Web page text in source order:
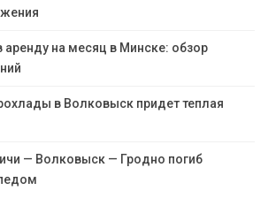
аренду на месяц в Минске: обзор
в Волковыск придет теплая
— Волковыск — Гродно погиб